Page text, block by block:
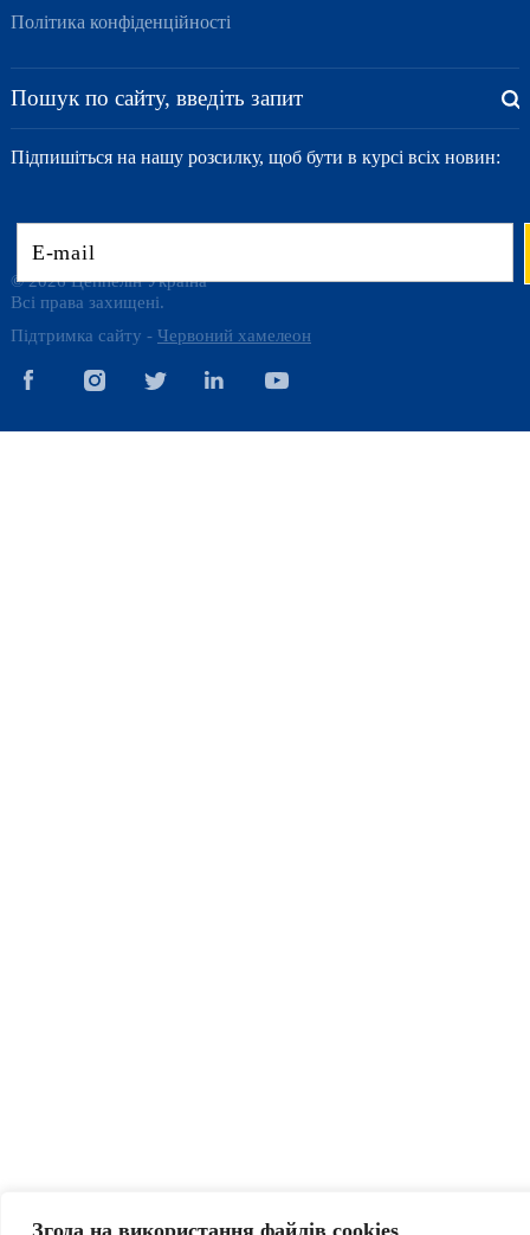
Згода на використання файлів cookies
Політика конфіденційності
Підпишіться на нашу розсилку, щоб бути в курсі всіх новин:
© 2026 Цеппелін Україна
Всі права захищені.
Підтримка сайту - Червоний хамелеон